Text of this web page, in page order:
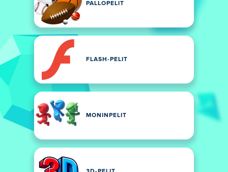
PALLOPELIT
FLASH-PELIT
MONINPELIT